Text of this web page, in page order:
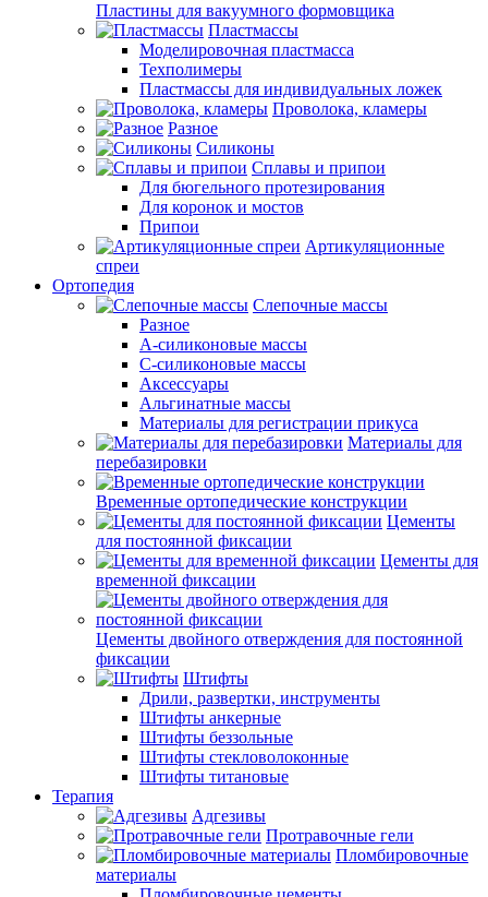
Пластины для вакуумного формовщика
Пластмассы
Моделировочная пластмасса
Техполимеры
Пластмассы для индивидуальных ложек
Проволока, кламеры
Разное
Силиконы
Сплавы и припои
Для бюгельного протезирования
Для коронок и мостов
Припои
Артикуляционные
спреи
Ортопедия
Слепочные массы
Разное
А-силиконовые массы
С-силиконовые массы
Аксессуары
Альгинатные массы
Материалы для регистрации прикуса
Материалы для
перебазировки
Временные ортопедические конструкции
Цементы
для постоянной фиксации
Цементы для
временной фиксации
Цементы двойного отверждения для постоянной
фиксации
Штифты
Дрили, развертки, инструменты
Штифты анкерные
Штифты беззольные
Штифты стекловолоконные
Штифты титановые
Терапия
Адгезивы
Протравочные гели
Пломбировочные
материалы